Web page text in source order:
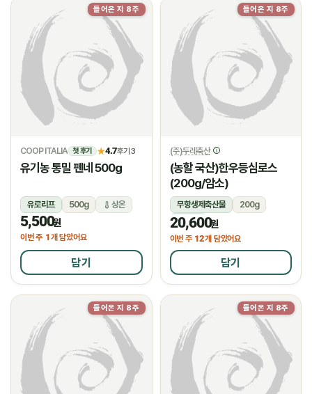
들어온 지 8주
COOP ITALIA 첫 후기 ★4.7후기 3
유기농 통밀 펜네 500g
유로리프 500g 상온
5,500원
이번 주 1개 담았어요
담기
들어온 지 8주
(주)두레축산
(농할 국산)한우등심로스
(200g/암소)
무항생제축산물
200g
냉장
20,600원
이번 주 12개 담았어요
담기
들어온 지 8주 들어온 지 8주